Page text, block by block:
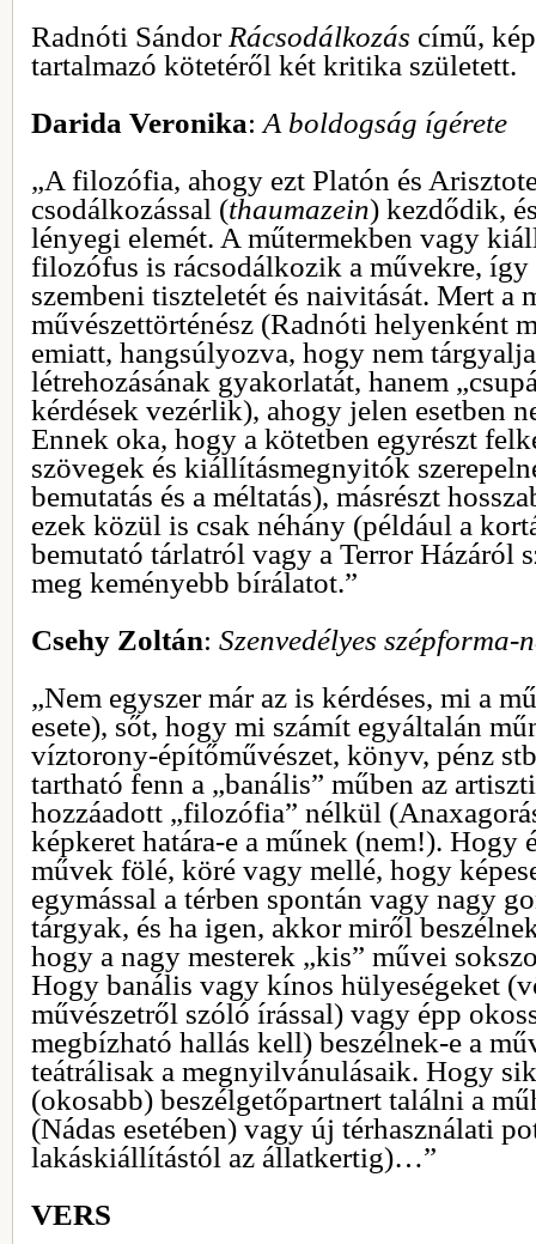
Radnóti Sándor Rácsodálkozás című,
tartalmazó kötetéről két kritika született.
Darida Veronika: A boldogság ígérete
„A filozófia, ahogy ezt Platón és
csodálkozással (thaumazein) kezdődik,
lényegi elemét. A műtermekben vagy
filozófus is rácsodálkozik a művekre,
szembeni tiszteletét és naivitását. Mert a
művészettörténész (Radnóti helyenként
emiatt, hangsúlyozva, hogy nem
létrehozásának gyakorlatát, hanem
kérdések vezérlik), ahogy jelen esetben
Ennek oka, hogy a kötetben egyrészt
szövegek és kiállításmegnyitók
bemutatás és a méltatás), másrészt
ezek közül is csak néhány (például a
bemutató tárlatról vagy a Terror Házáról
meg keményebb bírálatot.”
Csehy Zoltán: Szenvedélyes szépforma-
„Nem egyszer már az is kérdéses, mi a
esete), sőt, hogy mi számít egyáltalán
víztorony-építőművészet, könyv, pénz
tartható fenn a „banális” műben az
hozzáadott „filozófia” nélkül
képkeret határa-e a műnek (nem!). Hogy
művek fölé, köré vagy mellé, hogy
egymással a térben spontán vagy nagy
tárgyak, és ha igen, akkor miről
hogy a nagy mesterek „kis” művei
Hogy banális vagy kínos hülyeségeket
művészetről szóló írással) vagy épp
megbízható hallás kell) beszélnek-e a
teátrálisak a megnyilvánulásaik. Hogy
(okosabb) beszélgetőpartnert találni a
(Nádas esetében) vagy új térhasználati
lakáskiállítástól az állatkertig)…”
VERS